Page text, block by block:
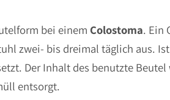
bei einem Colostoma. Ein
zwei- bis dreimal täglich aus.
Der Inhalt des benutzte
entsorgt.